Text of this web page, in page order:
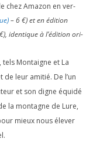
chez Amazon en ver­
–6€) et en édi­tion
€), iden­tique à l’é­di­tion ori­
Montaigne et La
leur ami­tié. De l’un
et son digne équi­dé
la mon­tagne de Lure,
mieux nous éle­ver